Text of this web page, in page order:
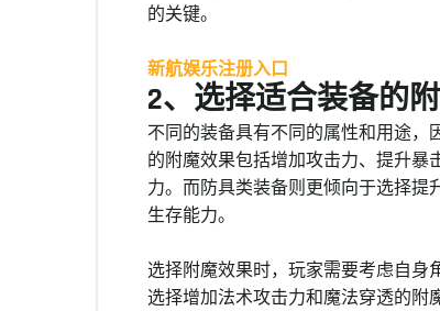
的关键。
新航娱乐注册入口
2、选择适合装备的
不同的装备具有不同的属性和用途
的附魔效果包括增加攻击力、提升
力。而防具类装备则更倾向于选择
生存能力。
选择附魔效果时，玩家需要考虑自身
选择增加法术攻击力和魔法穿透的附